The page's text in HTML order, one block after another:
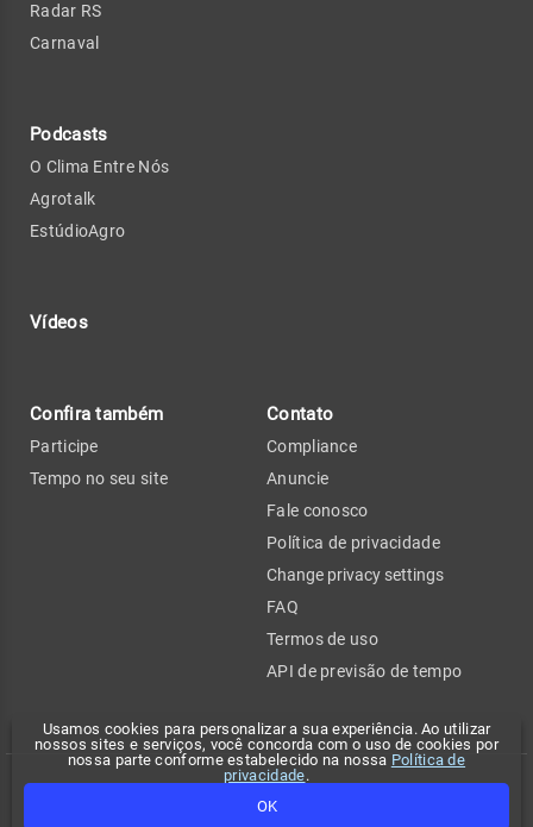
Usamos cookies para personalizar a sua experiência. Ao utilizar
nossos sites e serviços, você concorda com o uso de cookies por
nossa parte conforme estabelecido na nossa Política de
privacidade.
OK
Radar RS
Carnaval
Podcasts
O Clima Entre Nós
Agrotalk
EstúdioAgro
Vídeos
Confira também
Participe
Tempo no seu site
Contato
Compliance
Anuncie
Fale conosco
Política de privacidade
Change privacy settings
FAQ
Termos de uso
API de previsão de tempo
Copyright 2026 - Climatempo. Todos os direitos reservados.